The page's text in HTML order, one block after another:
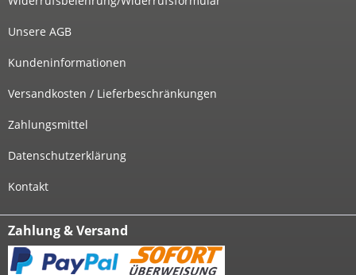
Unsere AGB
Kundeninformationen
Versandkosten / Lieferbeschränkungen
Zahlungsmittel
Datenschutzerklärung
Kontakt
Zahlung & Versand